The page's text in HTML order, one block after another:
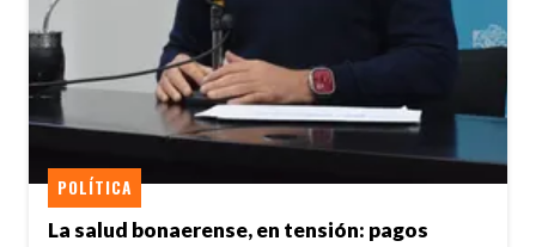
La salud bonaerense, en tensión: pagos
POLÍTICA